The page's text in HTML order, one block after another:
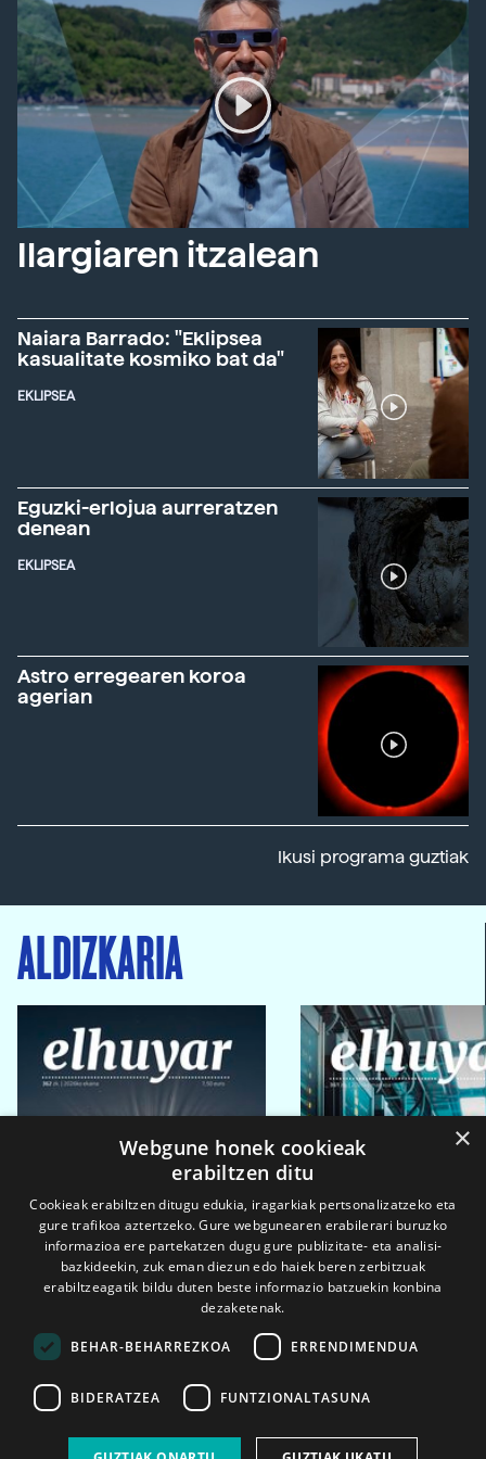
Ilargiaren itzalean
Naiara Barrado: "Eklipsea
kasualitate kosmiko bat da"
EKLIPSEA
Eguzki-erlojua aurreratzen
denean
EKLIPSEA
Astro erregearen koroa
agerian
Ikusi programa guztiak
ALDIZKARIA
2026ko eka. 1a 2026ko mar. 1a
×
Webgune honek cookieak
erabiltzen ditu
Cookieak erabiltzen ditugu edukia, iragarkiak pertsonalizatzeko eta
gure trafikoa aztertzeko. Gure webgunearen erabilerari buruzko
informazioa ere partekatzen dugu gure publizitate- eta analisi-
bazkideekin, zuk eman diezun edo haiek beren zerbitzuak
erabiltzeagatik bildu duten beste informazio batzuekin konbina
dezaketenak.
BEHAR-BEHARREZKOA ERRENDIMENDUA
BIDERATZEA FUNTZIONALTASUNA